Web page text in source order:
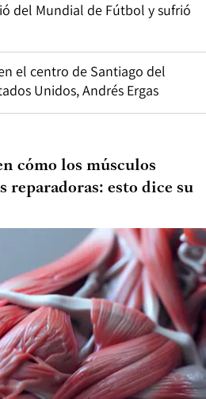
del Mundial de Fútbol y sufrió
el centro de Santiago del
Unidos, Andrés Ergas
cómo los músculos
reparadoras: esto dice su